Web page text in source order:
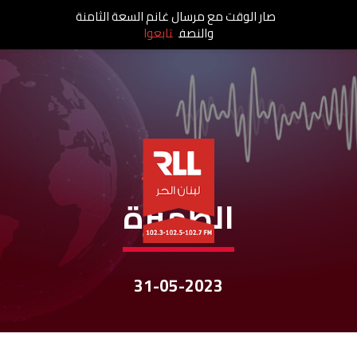
نشرات الأخبار
الظّهيرة
31-05-2023
صار الوقت مع مرسال غانم السعة الثامنة
والنصف تابعوا